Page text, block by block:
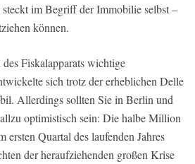
steckt im Begriff der Immobilie selbst –
können.
Fiskalapparats wichtige
sich trotz der erheblichen Delle
Allerdings sollten Sie in Berlin und
optimistisch sein: Die halbe Million
ersten Quartal des laufenden Jahres
der heraufziehenden großen Krise